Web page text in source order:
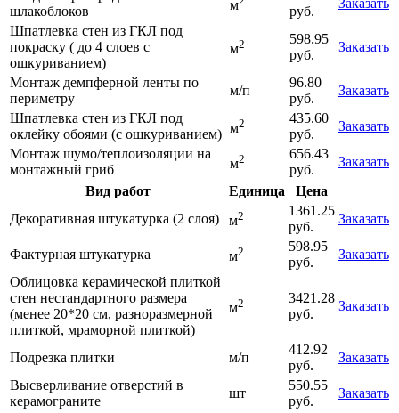
шлакоблоков
м
руб.
Заказать
Шпатлевка стен из ГКЛ под
покраску ( до 4 слоев с
ошкуриванием)
м2
598.95
руб.
Заказать
Монтаж демпферной ленты по
периметру
м/п
96.80
руб.
Заказать
Шпатлевка стен из ГКЛ под
оклейку обоями (с ошкуриванием) м2
435.60
руб.
Заказать
Монтаж шумо/теплоизоляции на
монтажный гриб
м2
656.43
руб.
Заказать
Вид работ
Единица
Цена
Декоративная штукатурка (2 слоя)
м2
1361.25
руб.
Заказать
Фактурная штукатурка м2
598.95
руб.
Заказать
Облицовка керамической плиткой
стен нестандартного размера
(менее 20*20 см, разноразмерной
плиткой, мраморной плиткой)
м2
3421.28
руб.
Заказать
Подрезка плитки м/п
412.92
руб.
Заказать
Высверливание отверстий в
керамограните
шт
550.55
руб.
Заказать